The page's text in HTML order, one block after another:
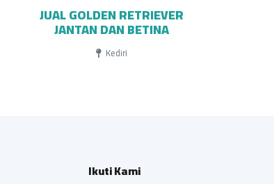
JUAL GOLDEN RETRIEVER
JANTAN DAN BETINA
Kediri
Ikuti Kami